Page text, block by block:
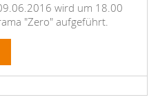
wird um 18.00
"Zero" aufgeführt.